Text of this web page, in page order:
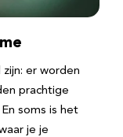
er worden
prachtige
soms is het
je je